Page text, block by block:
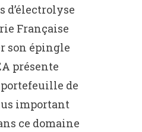
d’électrolyse
Française
son épingle
présente
de
important
ce domaine